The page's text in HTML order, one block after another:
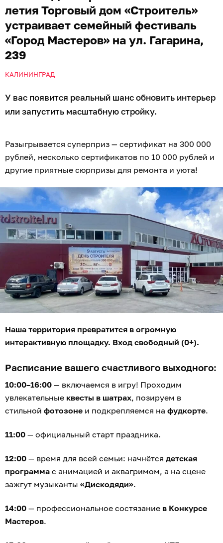
летия Торговый дом «Строитель»
устраивает семейный фестиваль
«Город Мастеров» на ул. Гагарина,
239
КАЛИНИНГРАД
У вас появится реальный шанс обновить интерьер
или запустить масштабную стройку.
Разыгрывается суперприз — сертификат на 300 000
рублей, несколько сертификатов по 10 000 рублей и
другие приятные сюрпризы для ремонта и уюта!
Наша территория превратится в огромную
интерактивную площадку. Вход свободный (0+).
Расписание вашего счастливого выходного:
10:00–16:00 — включаемся в игру! Проходим
увлекательные квесты в шатрах, позируем в
стильной фотозоне и подкрепляемся на фудкорте.
11:00 — официальный старт праздника.
12:00 — время для всей семьи: начнётся детская
программа с анимацией и аквагримом, а на сцене
зажгут музыканты «Дискодяди».
14:00 — профессиональное состязание в Конкурсе
Мастеров.